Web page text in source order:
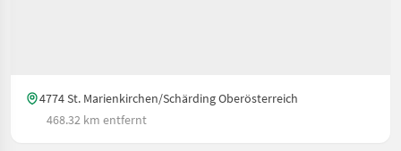
4774 St. Marienkirchen/Schärding Oberösterreich
468.32 km entfernt